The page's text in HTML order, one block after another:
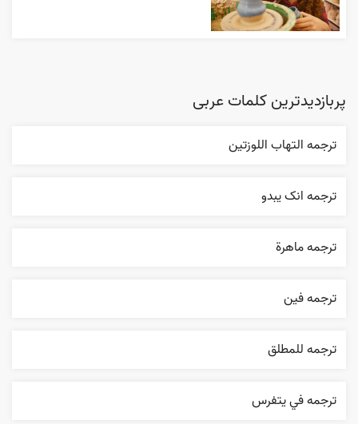
پربازدیدترین کلمات عربی
ترجمه التهاب اللوزتين
ترجمه انک يبدو
ترجمه ماهرة
ترجمه فین
ترجمه للمطلق
ترجمه في يتفرس